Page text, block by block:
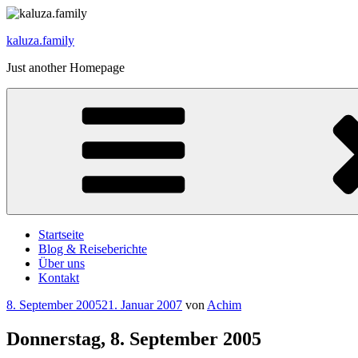
Zum
springen
kaluza.family
Just another Homepage
Startseite
Blog & Reiseberichte
Über uns
Kontakt
Veröffentlicht
8. September 200521. Januar 2007 von Achim
Donnerstag, 8. September 2005